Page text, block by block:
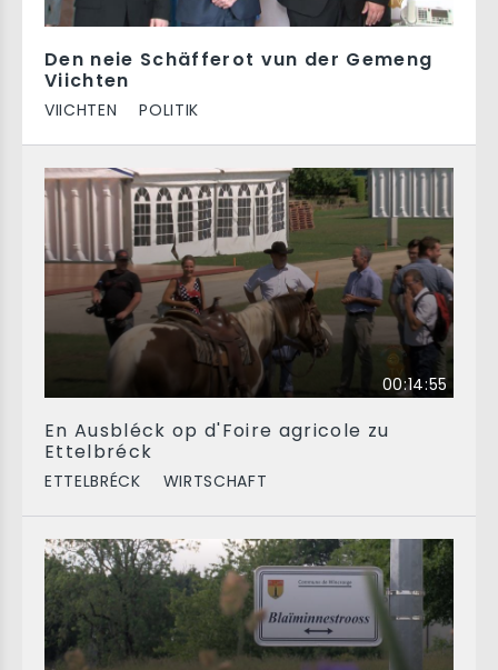
Den neie Schäfferot vun der Gemeng
Viichten
VIICHTEN POLITIK
00:14:55
En Ausbléck op d'Foire agricole zu
Ettelbréck
ETTELBRÉCK WIRTSCHAFT